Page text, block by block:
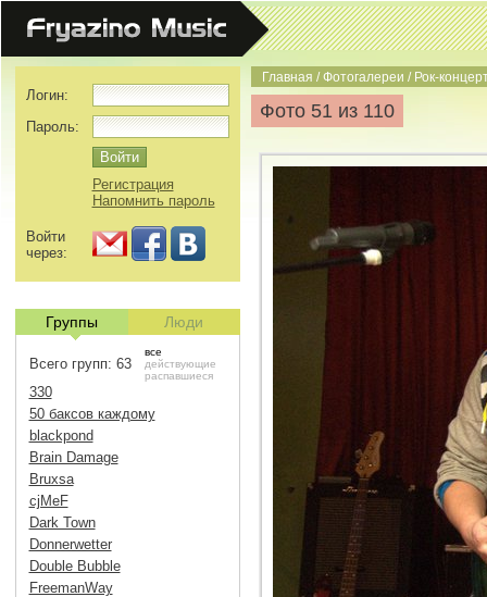
Главная /Фотогалереи / Рок-
Фото 51 из 110
Логин:
Пароль:
Регистрация
Напомнить пароль
Войти
через:
Группы Люди
Всего групп: 63
все
действующие
распавшиеся
330
50 баксов каждому
blackpond
Brain Damage
Bruxsa
cjMeF
Dark Town
Donnerwetter
Double Bubble
FreemanWay